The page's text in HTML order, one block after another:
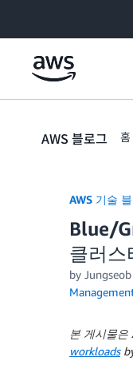
AWS 블로그 홈
AWS 기술
Blue/
클러스
by
본 게시물은
workloads